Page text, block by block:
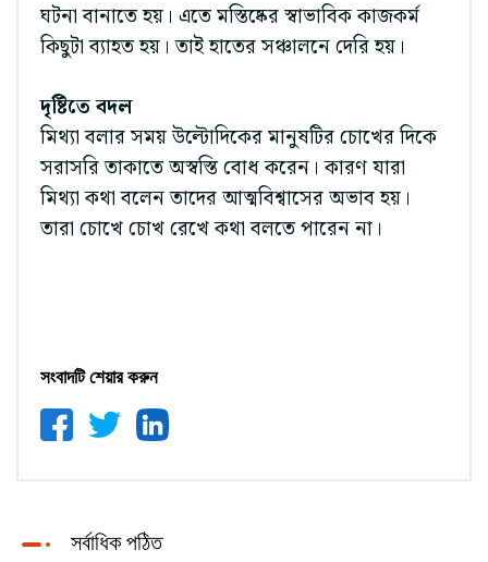
ঘটনা বানাতে হয়। এতে মস্তিষ্কের স্বাভাবিক কাজকর্ম
কিছুটা ব্যাহত হয়। তাই হাতের সঞ্চালনে দেরি হয়।
দৃষ্টিতে বদল
মিথ্যা বলার সময় উল্টোদিকের মানুষটির চোখের দিকে
সরাসরি তাকাতে অস্বস্তি বোধ করেন। কারণ যারা
মিথ্যা কথা বলেন তাদের আত্মবিশ্বাসের অভাব হয়।
তারা চোখে চোখ রেখে কথা বলতে পারেন না।
সংবাদটি শেয়ার করুন
সর্বাধিক পঠিত